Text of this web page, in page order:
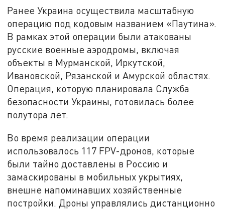
Ранее Украина осуществила масштабную
операцию под кодовым названием «Паутина».
В рамках этой операции были атакованы
русские военные аэродромы, включая
объекты в Мурманской, Иркутской,
Ивановской, Рязанской и Амурской областях.
Операция, которую планировала Служба
безопасности Украины, готовилась более
полутора лет.
Во время реализации операции
использовалось 117 FPV-дронов, которые
были тайно доставлены в Россию и
замаскированы в мобильных укрытиях,
внешне напоминавших хозяйственные
постройки. Дроны управлялись дистанционно